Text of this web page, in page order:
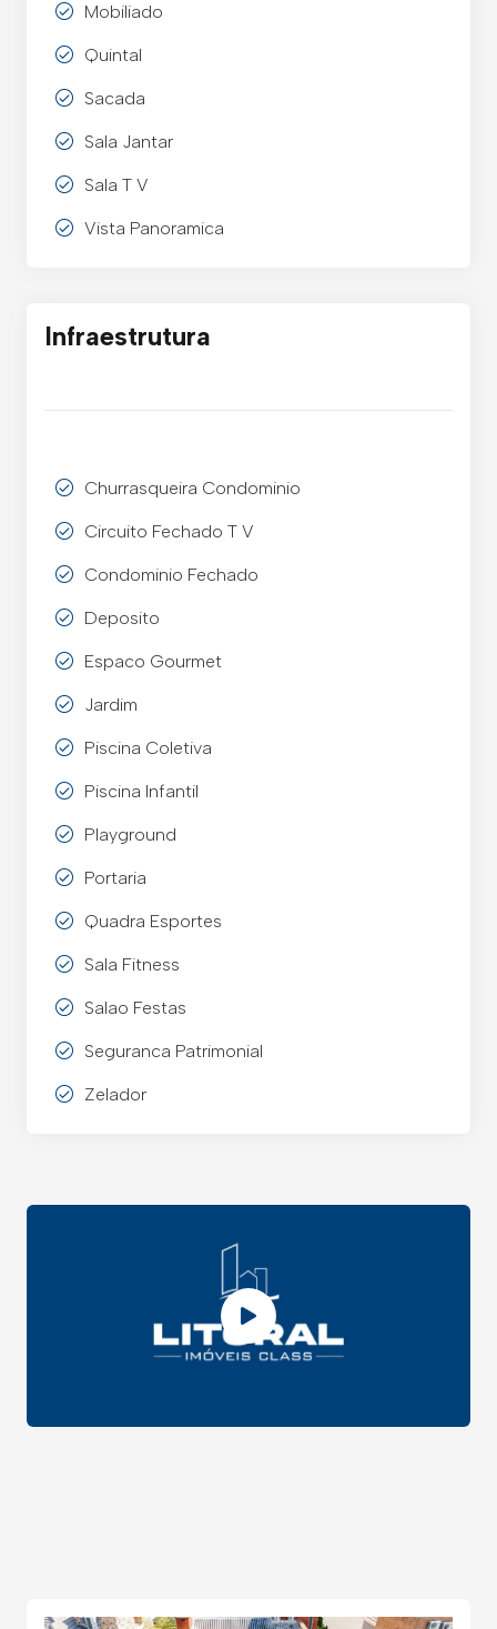
Mobiliado
Quintal
Sacada
Sala Jantar
Sala T V
Vista Panoramica
Infraestrutura
Churrasqueira Condominio
Circuito Fechado T V
Condominio Fechado
Deposito
Espaco Gourmet
Jardim
Piscina Coletiva
Piscina Infantil
Playground
Portaria
Quadra Esportes
Sala Fitness
Salao Festas
Seguranca Patrimonial
Zelador